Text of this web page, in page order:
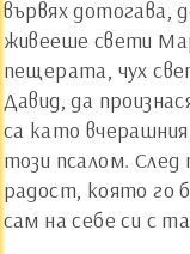
вървях дотогава,
живееше свети
пещерата, чух
Давид, да
са като
този псалом.
радост, която го
сам на себе си с